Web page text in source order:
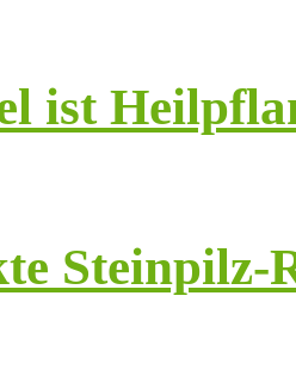
ist
Steinpilz-